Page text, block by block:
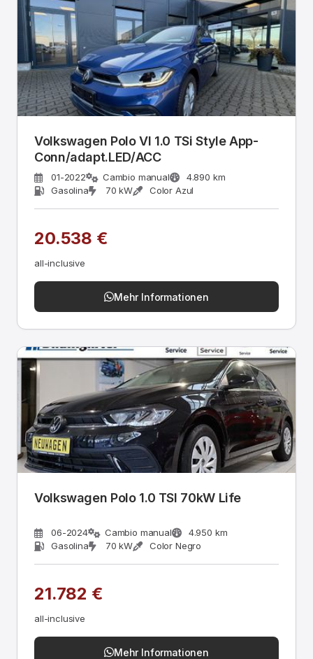
Volkswagen Polo VI 1.0 TSi Style App-
Conn/adapt.LED/ACC
01-2022 Cambio manual
4.890 km
Gasolina
70 kW Color Azul
20.538 €
all-inclusive
Mehr Informationen
Volkswagen Polo 1.0 TSI 70kW Life
06-2024 Cambio manual
4.950 km
Gasolina
70 kW Color Negro
21.782 €
all-inclusive
Mehr Informationen